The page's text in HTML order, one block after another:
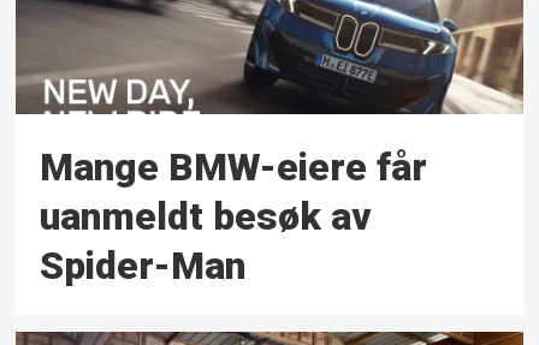
Mange BMW-eiere får
uanmeldt besøk av
Spider-Man